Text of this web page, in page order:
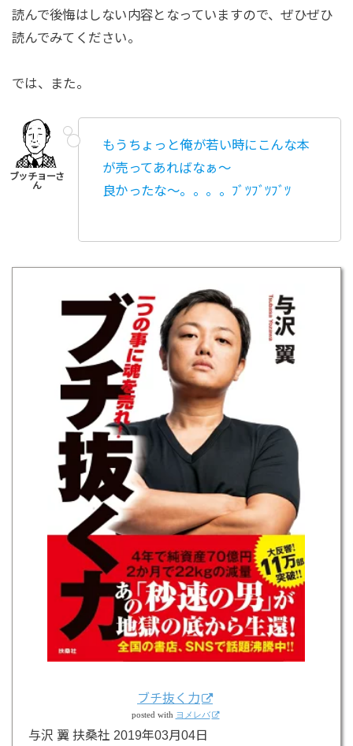
読んで後悔はしない内容となっていますので、ぜひぜひ
読んでみてください。
では、また。
もうちょっと俺が若い時にこんな本
が売ってあればなぁ〜
良かったな〜。。。。ﾌﾞﾂﾌﾞﾂﾌﾞﾂ
ブチ抜く力
posted with ヨメレバ
与沢 翼 扶桑社 2019年03月04日